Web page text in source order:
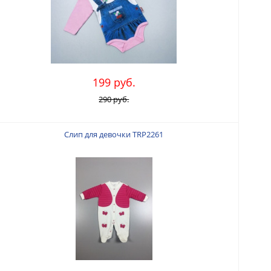
199 руб.
290 руб.
Слип для девочки TRP2261